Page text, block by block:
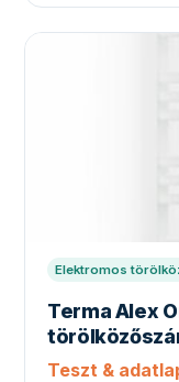
Elektromos
Terma Alex
Teszt &